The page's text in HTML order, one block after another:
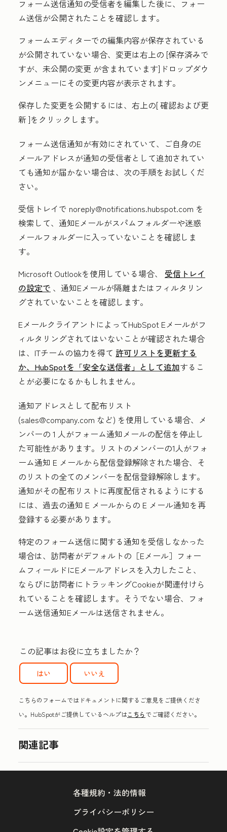
フォーム送信通知の受信者を編集した後に、フォー
ム送信が公開されたことを確認します。
フォームエディターでの編集内容が保存されている
が公開されていない場合、変更は右上の [保存済みで
すが、未公開の変更 が含まれています]ドロップダウ
ンメニューにその変更内容が表示されます。
保存した変更を公開するには、右上の[確認および更
新]をクリックします。
フォーム送信通知が有効にされていて、ご自身のE
メールアドレスが通知の受信者として追加されてい
ても通知が届かない場合は、次の手順をお試しくだ
さい。
受信トレイで noreply@notifications.hubspot.com を
検索して、通知Eメールがスパムフォルダーや迷惑
メールフォルダーに入っていないことを確認しま
す。
Microsoft Outlookを使用している場合、 受信トレイ
の設定で 、通知Eメールが隔離またはフィルタリン
グされていないことを確認します。
EメールクライアントによってHubSpot Eメールがフ
ィルタリングされてはいないことが確認された場合
は、ITチームの協力を得て 許可リストを更新する
か、HubSpotを「安全な送信者」として追加するこ
とが必要になるかもしれません。
通知アドレスとして配布リスト
(sales@company.com など) を使用している場合、メ
ンバーの 1 人がフォーム通知メールの配信を停止し
た可能性があります。リストのメンバーの1人がフォ
ーム通知 E メールから配信登録解除された場合、そ
のリストの全てのメンバーを配信登録解除します。
通知がその配布リストに再度配信されるようにする
には、過去の通知 E メールからの E メール通知を再
登録する必要があります。
特定のフォーム送信に関する通知を受信しなかった
場合は、訪問者がデフォルトの［Eメール］ フォー
ムフィールドにEメールアドレスを入力したこと、
ならびに訪問者にトラッキングCookieが関連付けら
れていることを確認します。そうでない場合、フォ
ーム送信通知Eメールは送信されません。
この記事はお役に立ちましたか？
はい いいえ
こちらのフォームではドキュメントに関するご意見をご提供くださ
い。HubSpotがご提供しているヘルプはこちらでご確認ください。
関連記事
各種規約・法的情報
プライバシーポリシー